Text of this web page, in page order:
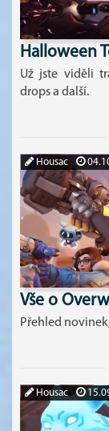
Halloween
Už jste viděli
drops a další.
Housac
Vše o
Přehled
Housac